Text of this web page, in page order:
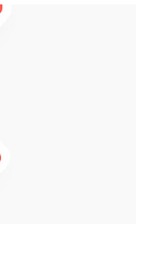
портрет
поколений в
связь с каждым
с правилами
‍Заявка
частью
Персональную
и
оргкомитете,